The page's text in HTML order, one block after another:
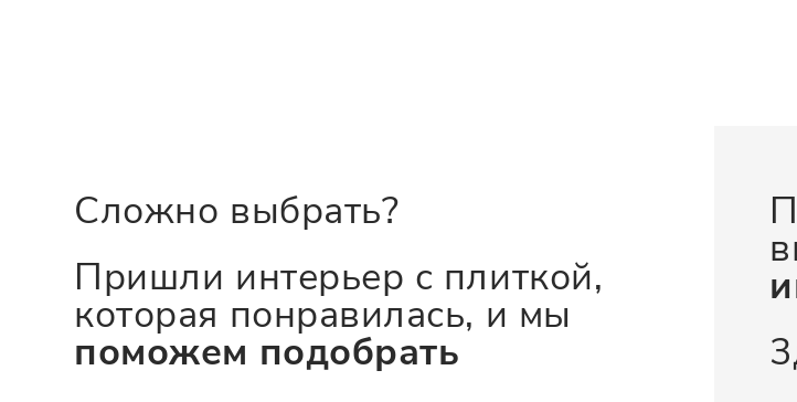
Сложно выбрать?
Пришли интерьер с плиткой,
которая понравилась, и мы
поможем подобрать